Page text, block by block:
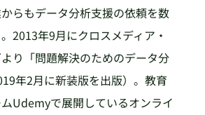
らもデータ分析支援の依頼を数
2013年9月にクロスメディア・
り「問題解決のためのデータ分
年2月に新装版を出版）。教育
Udemyで展開しているオンライ